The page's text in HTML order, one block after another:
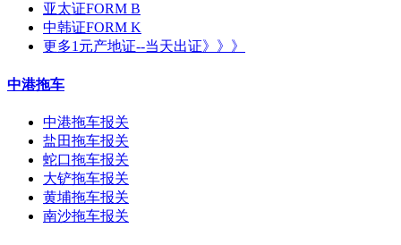
亚太证FORM B
中韩证FORM K
更多1元产地证--当天出证》》》
中港拖车
中港拖车报关
盐田拖车报关
蛇口拖车报关
大铲拖车报关
黄埔拖车报关
南沙拖车报关